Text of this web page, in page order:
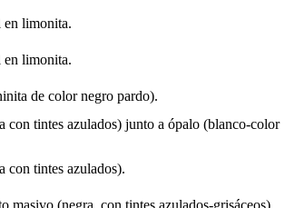
en limonita.
en limonita.
de color negro pardo).
con tintes azulados) junto a ópalo (blanco-color
con tintes azulados).
masivo (negra, con tintes azulados-grisáceos).